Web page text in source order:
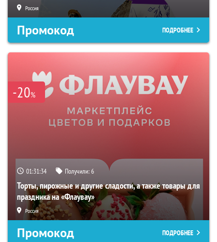
Россия
Промокод ПОДРОБНЕЕ
-20%
01:31:33 Получили:6
Торты, пирожные и другие сладости, а также товары для
праздника на «Флаувау»
Россия
Промокод ПОДРОБНЕЕ